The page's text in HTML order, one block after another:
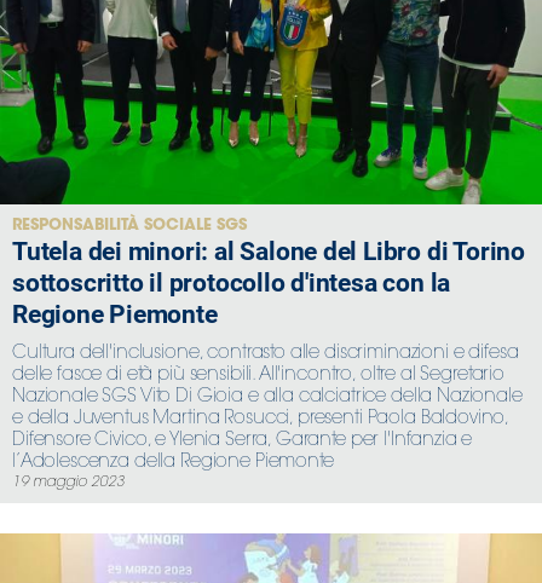
RESPONSABILITÀ SOCIALE SGS
Tutela dei minori: al Salone del Libro di Torino
sottoscritto il protocollo d'intesa con la
Regione Piemonte
Cultura dell'inclusione, contrasto alle discriminazioni e difesa
delle fasce di età più sensibili. All'incontro, oltre al Segretario
Nazionale SGS Vito Di Gioia e alla calciatrice della Nazionale
e della Juventus Martina Rosucci, presenti Paola Baldovino,
Difensore Civico, e Ylenia Serra, Garante per l'Infanzia e
l’Adolescenza della Regione Piemonte
19 maggio 2023